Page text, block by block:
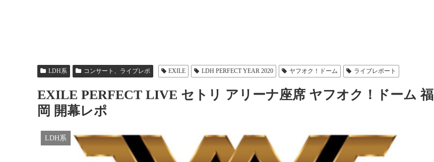
LDH系 コンサート、ライブレポ EXILE LDH PERFECT YEAR 2020 ヤフオク！ドーム ライブレポート
EXILE PERFECT LIVE セトリ アリーナ座席 ヤフオク！ドーム 福
岡 開幕レポ
LDH系